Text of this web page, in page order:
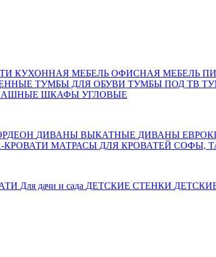
КУХОННАЯ МЕБЕЛЬ ОФИСНАЯ МЕБЕЛЬ
ТУМБЫ ДЛЯ ОБУВИ ТУМБЫ ПОД ТВ
ШКАФЫ УГЛОВЫЕ
ДИВАНЫ ВЫКАТНЫЕ ДИВАНЫ
КРОВАТИ МАТРАСЫ ДЛЯ КРОВАТЕЙ СОФЫ,
Для дачи и сада ДЕТСКИЕ СТЕНКИ